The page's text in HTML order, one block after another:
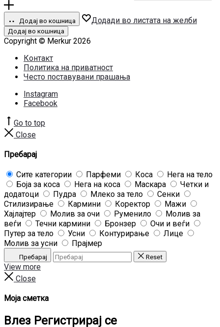
Додај во кошница Додади во листата на желби
Додај во кошница
Copyright © Merkur 2026
Контакт
Политика на приватност
Често поставувани прашања
Instagram
Facebook
Go to top
Close
Пребарај
Сите категории Парфеми Коса
Нега на тело
Боја за коса
Нега на коса Маскара
Четки и
додатоци
Пудра Млеко за тело
Сенки
Стилизирање
Кармини Коректор
Мажи
Хајлајтер
Молив за очи Руменило
Молив за
веѓи
Течни кармини Бронзер
Очи и веѓи
Путер за тело
Усни Контурирање
Лице
Молив за усни
Прајмер
Пребарај Reset
View more
Close
Моја сметка
Влез Регистрирај се